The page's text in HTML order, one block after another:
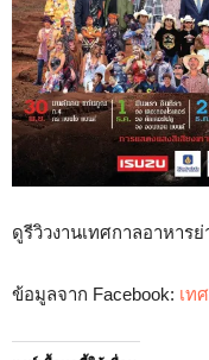
ดูรีวิวงานเทศกาลอาหารย่
ข้อมูลจาก Facebook: เท